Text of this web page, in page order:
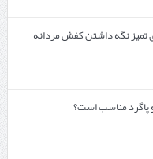
نگه داشتن کفش مردانه
پاگرد مناسب است؟